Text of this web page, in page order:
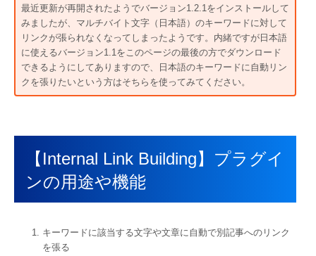
最近更新が再開されたようでバージョン1.2.1をインストールして
みましたが、マルチバイト文字（日本語）のキーワードに対して
リンクが張られなくなってしまったようです。内緒ですが日本語
に使えるバージョン1.1をこのページの最後の方でダウンロード
できるようにしてありますので、日本語のキーワードに自動リン
クを張りたいという方はそちらを使ってみてください。
【Internal Link Building】プラグイ
ンの用途や機能
キーワードに該当する文字や文章に自動で別記事へのリンク
を張る